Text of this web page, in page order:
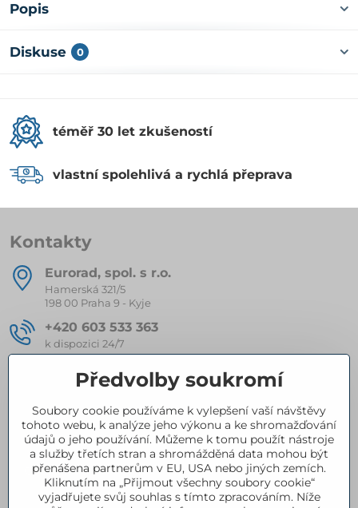
Popis
Diskuse 0
téměř 30 let zkušeností
vlastní spolehlivá a rychlá přeprava
Kontakty
Eurorad, spol​. s r​.o​.
Hamerská 321/5
198 00 Praha 9 - Kyje
+420 603 533 363
k dispozici 24/7
eurorad​@seznam​.cz
Kompletní nabídka produktů
Certifikace
Předvolby soukromí
Soubory cookie používáme k vylepšení vaší návštěvy
tohoto webu, k analýze jeho výkonu a ke shromažďování
údajů o jeho používání. Můžeme k tomu použít nástroje
a služby třetích stran a shromážděná data mohou být
přenášena partnerům v EU, USA nebo jiných zemích.
Kliknutím na „Přijmout všechny soubory cookie“
vyjadřujete svůj souhlas s tímto zpracováním. Níže